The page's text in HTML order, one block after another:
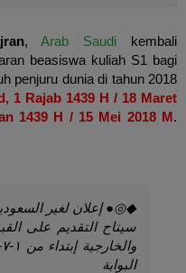
,Arab Saudi kembali
beasiswa kuliah S1 bagi
penjuru dunia di tahun 2018
, 1 Rajab 1439 H / 18 Maret
1439 H / 15 Mei 2018 M.
◆◎● إعلان لغير
سيتاح التقديم على
البوابة